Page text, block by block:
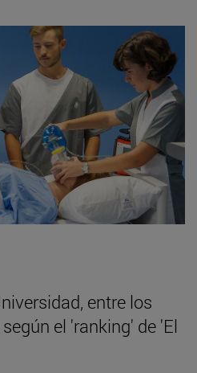
entre los
el 'ranking' de 'El